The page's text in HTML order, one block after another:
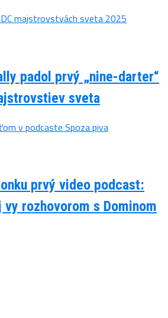
padol prvý „nine-darter“
sveta
prvý video podcast:
rozhovorom s Dominom